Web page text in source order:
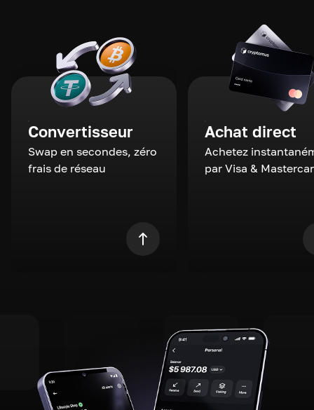
Convertisseur
Swap en secondes, zéro
frais de réseau
Achat direct
Achetez
par Visa &